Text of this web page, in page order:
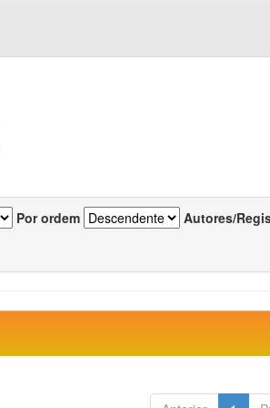
Por ordem Autores/